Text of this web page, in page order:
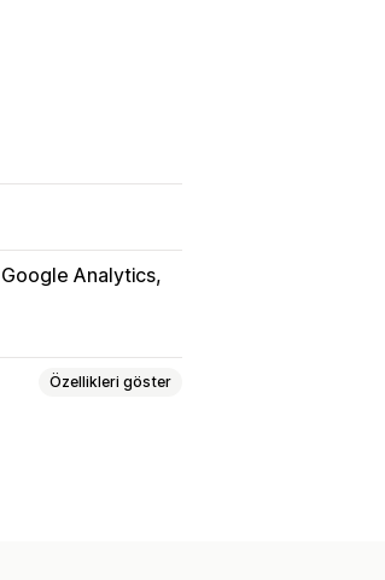
Google Analytics
Özellikleri göster